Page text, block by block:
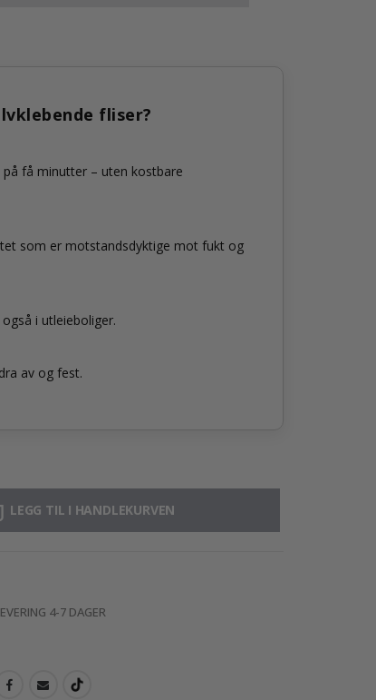
fliser?
få minutter – uten kostbare
som er motstandsdyktige mot fukt og
i utleieboliger.
av og fest.
LEGG TIL I HANDLEKURVEN
4-7 DAGER